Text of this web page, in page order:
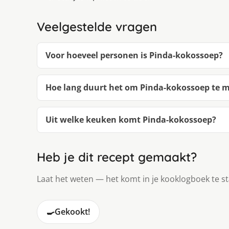
Veelgestelde vragen
Voor hoeveel personen is Pinda-kokossoep?
Hoe lang duurt het om Pinda-kokossoep te
Uit welke keuken komt Pinda-kokossoep?
Heb je dit recept gemaakt?
Laat het weten — het komt in je kooklogboek te
🍳Gekookt!